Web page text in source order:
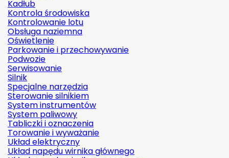
Kadłub
Kontrola środowiska
Kontrolowanie lotu
Obsługa naziemna
Oświetlenie
Parkowanie i przechowywanie
Podwozie
Serwisowanie
Silnik
Specjalne narzędzia
Sterowanie silnikiem
System instrumentów
System paliwowy
Tabliczki i oznaczenia
Torowanie i wyważanie
Układ elektryczny
Układ napędu wirnika głównego